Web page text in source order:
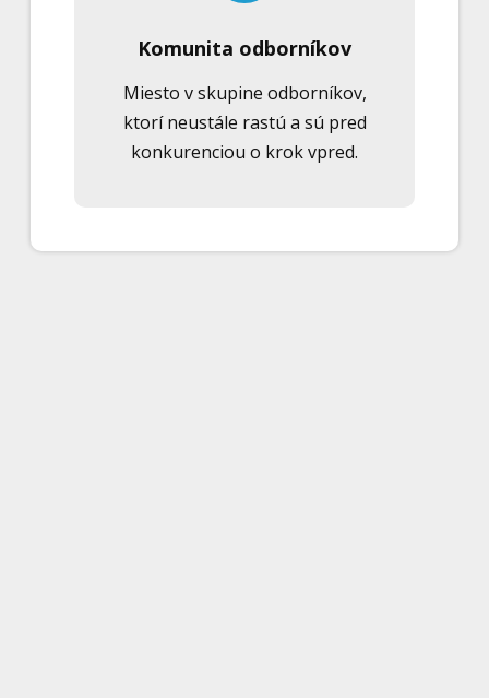
Komunita odborníkov
Miesto v skupine odborníkov,
ktorí neustále rastú a sú pred
konkurenciou o krok vpred.